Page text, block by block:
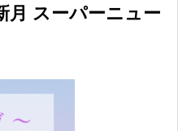
月 スーパーニュー